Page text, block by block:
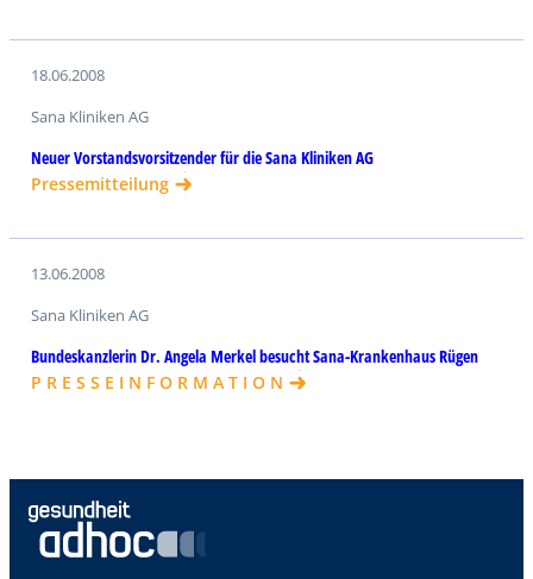
18.06.2008
Sana Kliniken AG
Neuer Vorstandsvorsitzender für die Sana Kliniken AG
Pressemitteilung
13.06.2008
Sana Kliniken AG
Bundeskanzlerin Dr. Angela Merkel besucht Sana-Krankenhaus Rügen
P R E S S E I N F O R M A T I O N